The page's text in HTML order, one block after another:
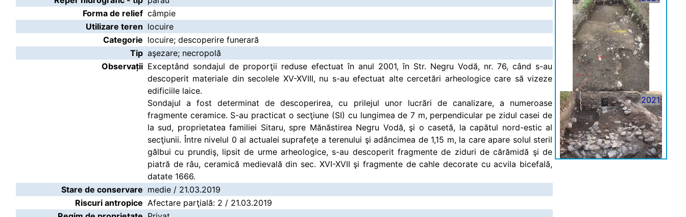
Forma de relief câmpie
Utilizare teren locuire
Categorie locuire; descoperire funerară
Tip aşezare; necropolă
Observații Exceptând sondajul de proporţii reduse efectuat în anul 2001, în Str. Negru Vodă, nr. 76, când s-au
descoperit materiale din secolele XV-XVIII, nu s-au efectuat alte cercetări arheologice care să vizeze
edificiile laice.
Sondajul a fost determinat de descoperirea, cu prilejul unor lucrări de canalizare, a numeroase
fragmente ceramice. S-au practicat o secţiune (SI) cu lungimea de 7 m, perpendicular pe zidul casei de
la sud, proprietatea familiei Sitaru, spre Mănăstirea Negru Vodă, şi o casetă, la capătul nord-estic al
secţiunii. Între nivelul 0 al actualei suprafeţe a terenului şi adâncimea de 1,15 m, la care apare solul steril
gălbui cu prundiş, lipsit de urme arheologice, s-au descoperit fragmente de ziduri de cărămidă şi de
piatră de râu, ceramică medievală din sec. XVI-XVII şi fragmente de cahle decorate cu acvila bicefală,
datate 1666.
Stare de conservare medie / 21.03.2019
Riscuri antropice Afectare parţială: 2 / 21.03.2019
2021